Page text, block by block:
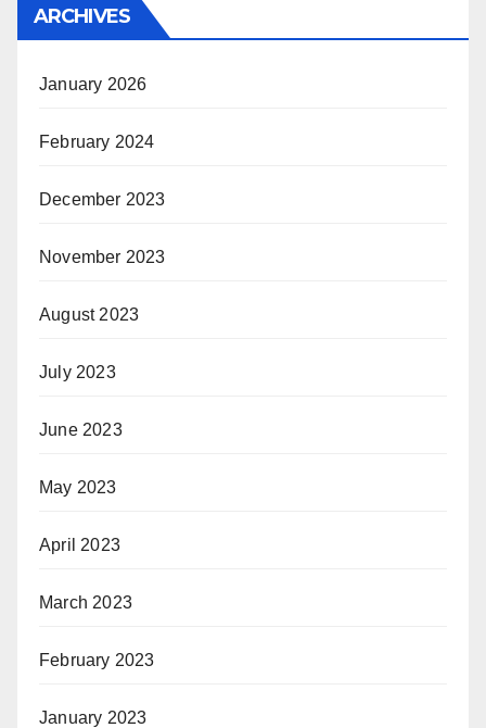
ARCHIVES
January 2026
February 2024
December 2023
November 2023
August 2023
July 2023
June 2023
May 2023
April 2023
March 2023
February 2023
January 2023